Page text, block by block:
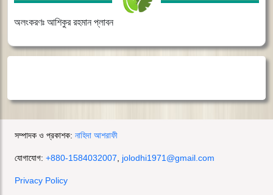
অলংকরণঃ আশিকুর রহমান প্লাবন
সম্পাদক ও প্রকাশক: নাহিদা আশরাফী
যোগাযোগ: +880-1584032007 jolodhi1971@gmail.com
Privacy Policy